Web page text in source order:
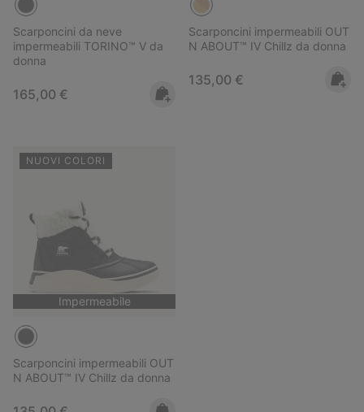
Scarponcini da neve
impermeabili TORINO™ V da
donna
Regular price:
165,00 €
Scarponcini impermeabili OUT
N ABOUT™ IV Chillz da donna
Regular price:
135,00 €
NUOVI COLORI
Impermeabile
Scarponcini impermeabili OUT
N ABOUT™ IV Chillz da donna